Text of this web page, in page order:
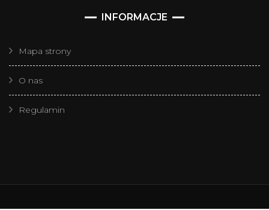
INFORMACJE
Mapa strony
O nas
Regulamin